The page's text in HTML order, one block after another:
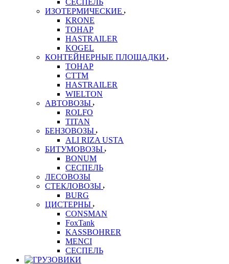
СЕСПЕЛЬ
ИЗОТЕРМИЧЕСКИЕ
KRONE
ТОНАР
HASTRAILER
KOGEL
КОНТЕЙНЕРНЫЕ ПЛОЩАДКИ
ТОНАР
CTTM
HASTRAILER
WIELTON
АВТОВОЗЫ
ROLFO
TITAN
БЕНЗОВОЗЫ
ALI RIZA USTA
БИТУМОВОЗЫ
BONUM
СЕСПЕЛЬ
ЛЕСОВОЗЫ
СТЕКЛОВОЗЫ
BURG
ЦИСТЕРНЫ
CONSMAN
FoxTank
KASSBOHRER
MENCI
СЕСПЕЛЬ